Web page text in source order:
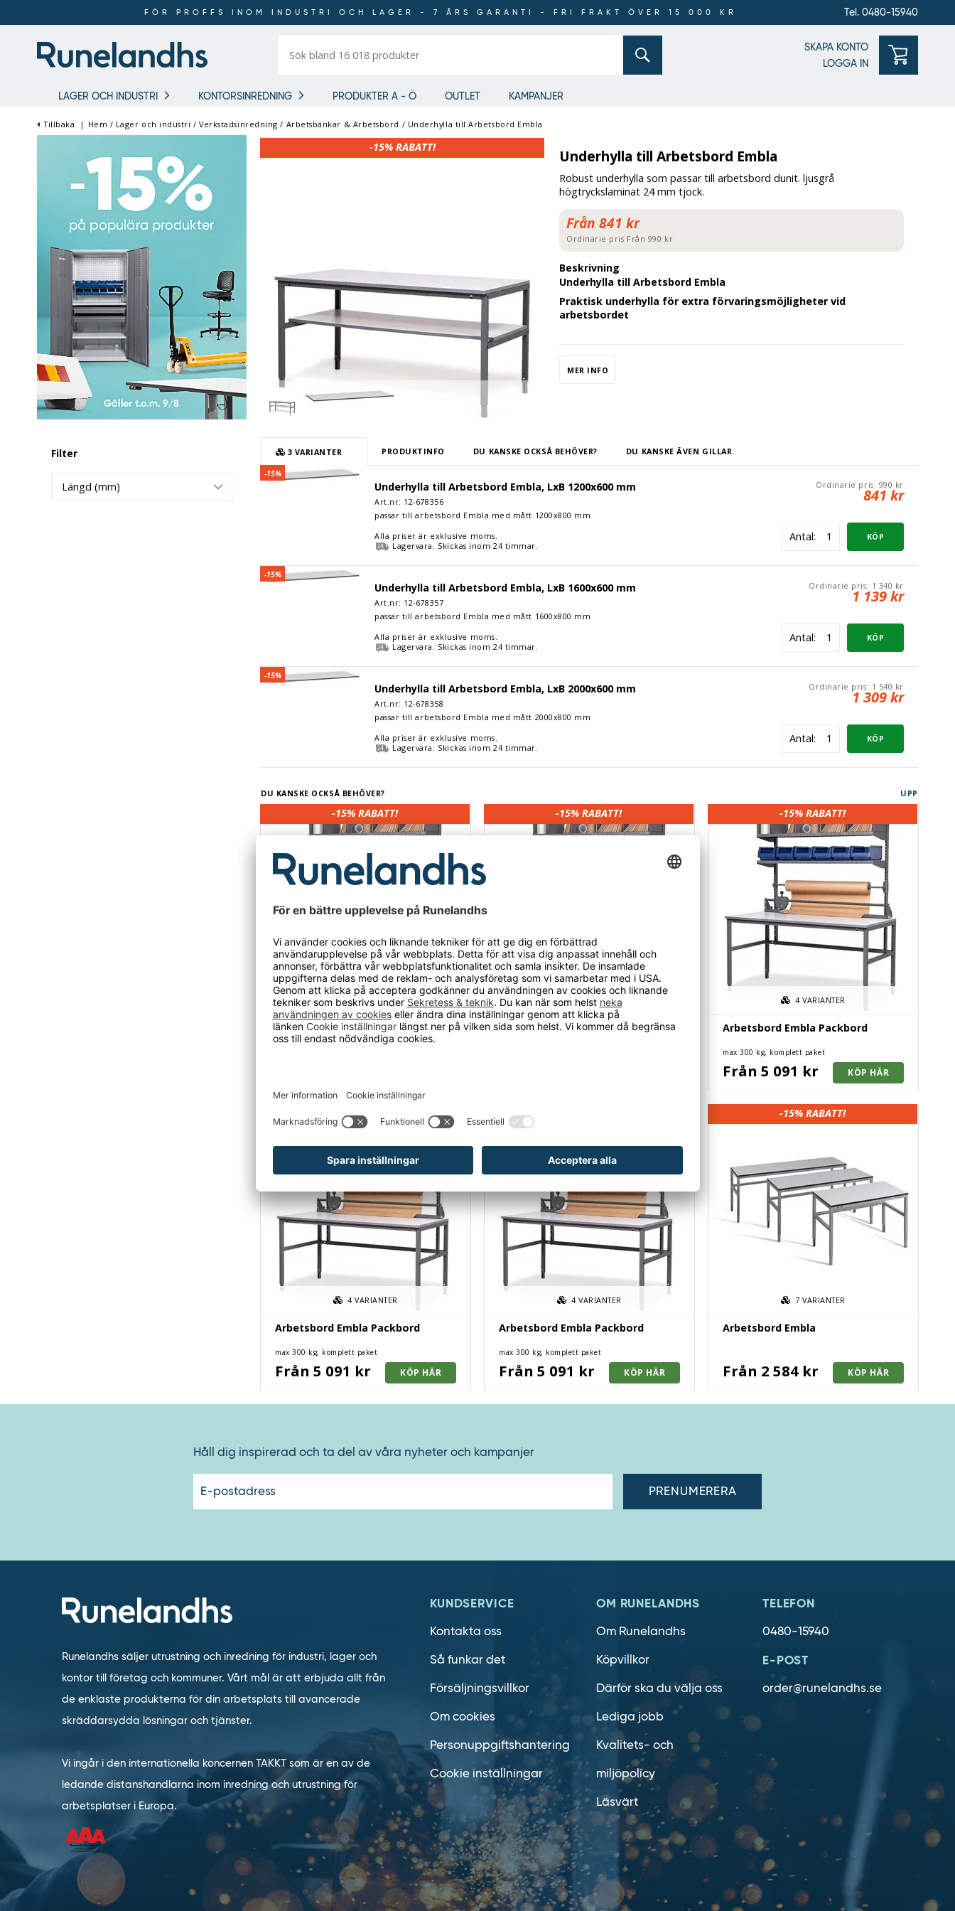
FÖR PROFFS INOM INDUSTRI OCH LAGER - 7 ÅRS GARANTI - FRI FRAKT ÖVER 15 000 KR Tel. 0480-15940
bland
SKAPA KONTO
LOGGA IN
LAGER OCH INDUSTRI KONTORSINREDNING PRODUKTER A - Ö OUTLET KAMPANJER
FÖR PROFFS INOM
INDUSTRI OCH LAGER
Tillbaka | Hem / Lager och industri /Verkstadsinredning / Arbetsbänkar & Arbetsbord / Underhylla till Arbetsbord Embla
-15%RABATT!
Underhylla till Arbetsbord Embla
Robust underhylla som passar till arbetsbord dunit. ljusgrå
högtryckslaminat 24 mm tjock.
Ordinarie pris Från 990 kr
Från 841 kr
Beskrivning
Underhylla till Arbetsbord Embla
Praktisk underhylla för extra förvaringsmöjligheter vid
arbetsbordet
Embla. Staget är till för att klara belastning och fastsättning av skivan.
MER INFO
3 VARIANTER PRODUKTINFO DU KANSKE OCKSÅ BEHÖVER? DU KANSKE ÄVEN GILLAR
Filter
Längd (mm)
-15%
Underhylla till Arbetsbord Embla, LxB 1200x600 mm
Underhylla till Arbetsbord Embla, LxB 1200x600 mm
Art.nr: 12-678356
passar till arbetsbord Embla med mått 1200x800 mm
Alla priser är exklusive moms.
Lagervara. Skickas inom 24 timmar.
Ordinarie pris: 990 kr
841 kr
Antal:
-15%
Underhylla till Arbetsbord Embla, LxB 1600x600 mm
Underhylla till Arbetsbord Embla, LxB 1600x600 mm
Art.nr: 12-678357
passar till arbetsbord Embla med mått 1600x800 mm
Alla priser är exklusive moms.
Lagervara. Skickas inom 24 timmar.
Ordinarie pris: 1 340 kr
1 139 kr
Antal:
-15%
Underhylla till Arbetsbord Embla, LxB 2000x600 mm
Underhylla till Arbetsbord Embla, LxB 2000x600 mm
Art.nr: 12-678358
passar till arbetsbord Embla med mått 2000x800 mm
Alla priser är exklusive moms.
Lagervara. Skickas inom 24 timmar.
Ordinarie pris: 1 540 kr
1 309 kr
Antal:
DU KANSKE OCKSÅ BEHÖVER? UPP
-15% RABATT!
Arbetsbord Embla Packbord
4VARIANTER
-15% RABATT!
Arbetsbord Embla Packbord
4VARIANTER
-15% RABATT!
Arbetsbord Embla Packbord
max 300 kg, komplett paket
4VARIANTER
Från 5 091 kr
-15%RABATT!
Arbetsbord Embla Packbord
max 300 kg, komplett paket
4VARIANTER
Från 5 091 kr
Arbetsbord Embla Packbord
max 300 kg, komplett paket
4VARIANTER
Från 5 091 kr
-15% RABATT!
Arbetsbord Embla
7VARIANTER
Från 2 584 kr
Håll dig inspirerad och ta del av våra nyheter och kampanjer
postadress"
Runelandhs säljer utrustning och inredning för industri, lager och
kontor till företag och kommuner. Vårt mål är att erbjuda allt från
de enklaste produkterna för din arbetsplats till avancerade
skräddarsydda lösningar och tjänster.
Vi ingår i den internationella koncernen TAKKT som är en av de
ledande distanshandlarna inom inredning och utrustning för
arbetsplatser i Europa.
KUNDSERVICE
Kontakta oss
Så funkar det
Försäljningsvillkor
Om cookies
Personuppgiftshantering
Cookie inställningar
OM RUNELANDHS
Om Runelandhs
Köpvillkor
Därför ska du välja oss
Lediga jobb
Kvalitets- och
miljöpolicy
Läsvärt
TELEFON
0480-15940
E-POST
order@runelandhs.se